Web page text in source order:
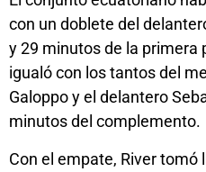
con un doblete del
y 29 minutos de la primera
igualó con los tantos del
Galoppo y el delantero
minutos del complemento.
Con el empate, River tomó